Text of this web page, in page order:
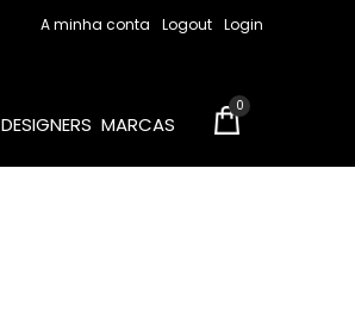
A minha conta Logout Login
DESIGNERS MARCAS
0